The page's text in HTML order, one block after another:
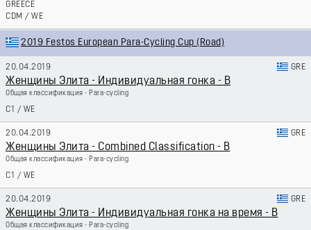
GREECE
CDM / WE
2019 Festos European Para-Cycling Cup (Road)
20.04.2019 GRE
Женщины Элита - Индивидуальная гонка - B
Общая классификация - Para-cycling
C1 / WE
20.04.2019 GRE
Женщины Элита - Combined Classification - B
Общая классификация - Para-cycling
C1 / WE
20.04.2019 GRE
Женщины Элита - Индивидуальная гонка на время - B
Общая классификация - Para-cycling